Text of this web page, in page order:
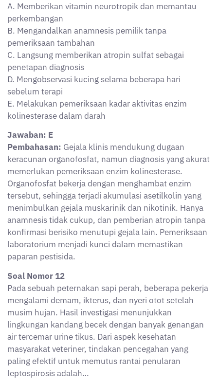
A. Memberikan vitamin neurotropik dan memantau
perkembangan
B. Mengandalkan anamnesis pemilik tanpa
pemeriksaan tambahan
C. Langsung memberikan atropin sulfat sebagai
penetapan diagnosis
D. Mengobservasi kucing selama beberapa hari
sebelum terapi
E. Melakukan pemeriksaan kadar aktivitas enzim
kolinesterase dalam darah
Jawaban: E
Pembahasan: Gejala klinis mendukung dugaan
keracunan organofosfat, namun diagnosis yang akurat
memerlukan pemeriksaan enzim kolinesterase.
Organofosfat bekerja dengan menghambat enzim
tersebut, sehingga terjadi akumulasi asetilkolin yang
menimbulkan gejala muskarinik dan nikotinik. Hanya
anamnesis tidak cukup, dan pemberian atropin tanpa
konfirmasi berisiko menutupi gejala lain. Pemeriksaan
laboratorium menjadi kunci dalam memastikan
paparan pestisida.
Soal Nomor 12
Pada sebuah peternakan sapi perah, beberapa pekerja
mengalami demam, ikterus, dan nyeri otot setelah
musim hujan. Hasil investigasi menunjukkan
lingkungan kandang becek dengan banyak genangan
air tercemar urine tikus. Dari aspek kesehatan
masyarakat veteriner, tindakan pencegahan yang
paling efektif untuk memutus rantai penularan
leptospirosis adalah…